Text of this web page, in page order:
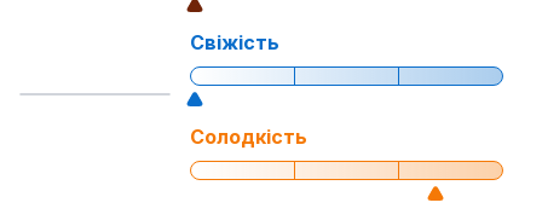
Свіжість
Солодкість